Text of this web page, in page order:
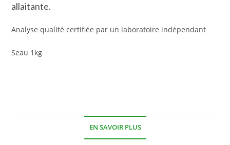
allaitante.
Analyse qualité certifiée par un laboratoire indépendant
Seau 1kg
EN SAVOIR PLUS